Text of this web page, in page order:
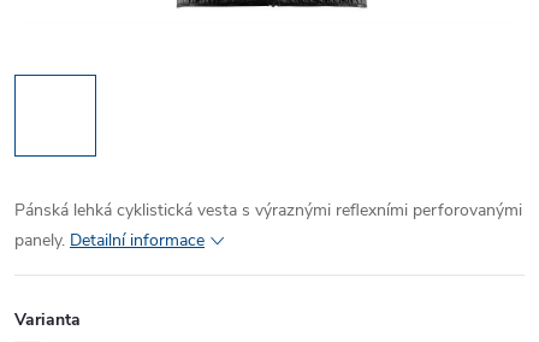
Pánská lehká cyklistická vesta s výraznými reflexními perforovanými
panely. Detailní informace
Varianta